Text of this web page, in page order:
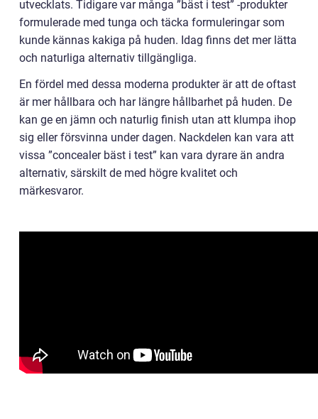
utvecklats. Tidigare var många ”bäst i test” -produkter
formulerade med tunga och täcka formuleringar som
kunde kännas kakiga på huden. Idag finns det mer lätta
och naturliga alternativ tillgängliga.
En fördel med dessa moderna produkter är att de oftast
är mer hållbara och har längre hållbarhet på huden. De
kan ge en jämn och naturlig finish utan att klumpa ihop
sig eller försvinna under dagen. Nackdelen kan vara att
vissa ”concealer bäst i test” kan vara dyrare än andra
alternativ, särskilt de med högre kvalitet och
märkesvaror.